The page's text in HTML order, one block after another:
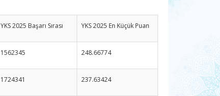
YKS 2025 Başarı Sırası YKS 2025 En Küçük Puan
1562345 248.66774
1724341 237.63424